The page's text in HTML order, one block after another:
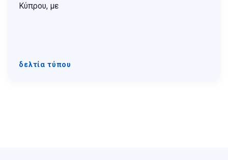
Κύπρου, με
δελτία τύπου